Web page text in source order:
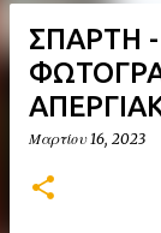
ΣΠΑΡΤΗ -
Μαρτίου 16, 2023